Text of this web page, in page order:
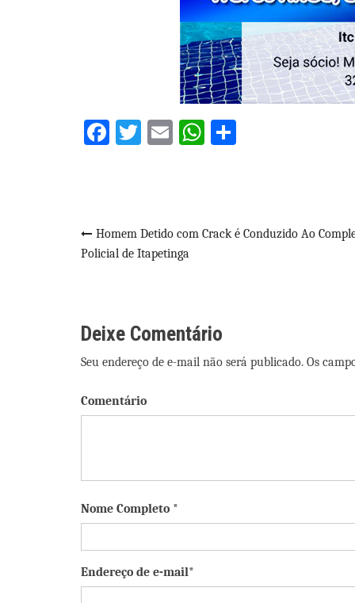
Facebook
Twitter
EmailWhatsApp
Navegação
Post
Homem Detido com Crack é Conduzido Ao
Policial de Itapetinga
Deixe Comentário
Seu endereço de e-mail não será publicado. Os
Comentário
Nome Completo *
Endereço de e-mail*